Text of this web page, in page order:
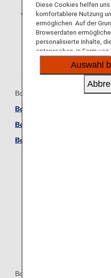
Boeing 787-9 (789)
Boeing 787-9 (789) –
Boeing 787-9 (789) –
Boeing 787-9 (789) –
Boeing 787-8
Diese Cookies helfen uns
komfortablere Nutzung
ermöglichen. Auf der
Browserdaten
personalisierte Inhalte,
entsprechen, in Form von
sozialen Medien und
Auswahl